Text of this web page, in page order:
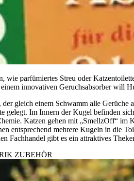
wie parfümiertes Streu oder
innovativen Geruchsabsorber will
gleich einem Schwamm alle
gelegt. Im Innern der Kugel befinden
Katzen gehen mit „SmellzOff“
entsprechend mehrere Kugeln in die
Fachhandel gibt es ein attraktives
ZUBEHÖR